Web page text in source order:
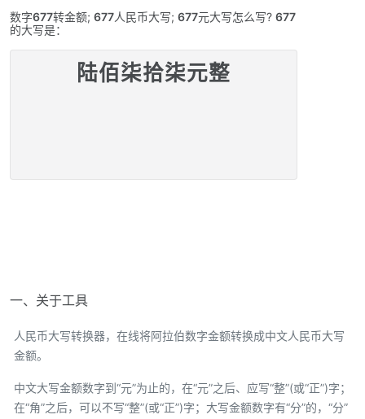
数字677转金额; 677人民币大写; 677元大写怎么写? 677
的大写是：
陆佰柒拾柒元整
一、关于工具
人民币大写转换器，在线将阿拉伯数字金额转换成中文人民币大写
金额。
中文大写金额数字到“元”为止的，在“元”之后、应写“整”(或“正”)字；
在“角”之后，可以不写“整”(或“正”)字；大写金额数字有“分”的，“分”